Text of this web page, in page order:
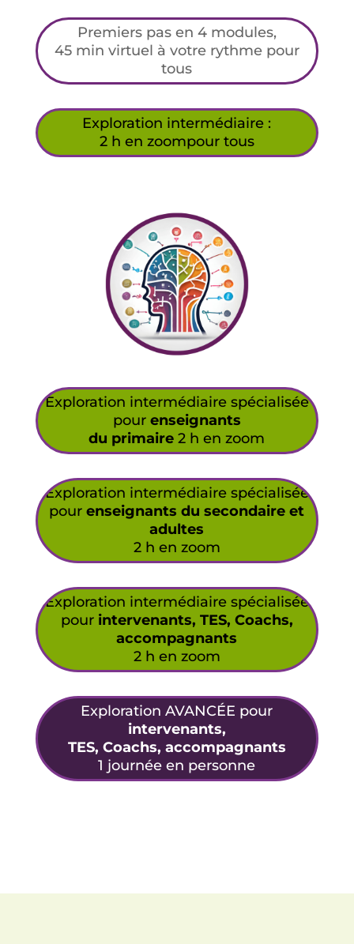
Premiers pas en 4 modules,
45 min virtuel à votre rythme pour
tous
Exploration intermédiaire :
2 h en zoompour tous
Exploration intermédiaire spécialisée
pour enseignants
du primaire2 h en zoom
Exploration intermédiaire spécialisée
pourenseignants du secondaire et
adultes
2 h en zoom
Exploration intermédiaire spécialisée
pour intervenants, TES, Coachs,
accompagnants
2 h en zoom
Exploration AVANCÉE pour
intervenants,
TES, Coachs, accompagnants
1 journée en personne